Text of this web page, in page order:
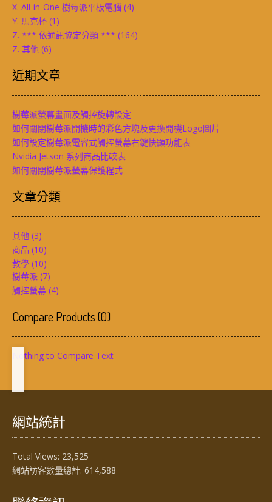
X. All-in-One 樹莓派平板電腦 (4)
Y. 馬克杯 (1)
Z. *** 依通訊協定分類 *** (164)
Z. 其他 (6)
近期文章
樹莓派螢幕畫面及觸控旋轉設定
如何關閉樹莓派開機時的彩色方塊及更換開機Logo圖片
如何設定樹莓派電容式觸控螢幕右鍵快顯功能表
Nvidia Jetson 系列商品比較表
如何關閉樹莓派螢幕保護程式
文章分類
其他 (3)
商品 (10)
教學 (10)
樹莓派 (7)
觸控螢幕 (4)
Compare Products(0)
Nothing to Compare Text
網站統計
Total Views: 23,525
網站訪客數量總計: 614,588